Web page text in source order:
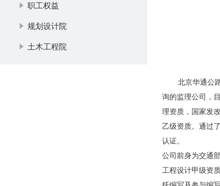
职工权益
规划设计院
土木工程院
北京华通公路
询的监理公司，
理资质，国家发
乙级资质。通过
认证。
公司前身为交通
工程设计甲级资